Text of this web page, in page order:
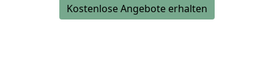
Kostenlose Angebote erhalten